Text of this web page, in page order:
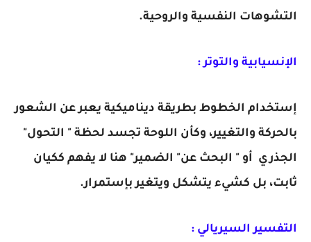
التشوهات النفسية والروحية.
الإنسيابية والتوتر :
إستخدام الخطوط بطريقة ديناميكية يعبر عن الشعور
بالحركة والتغيير، وكأن اللوحة تجسد لحظة " التحول"
الجذري أو " البحث عن" الضمير" هنا لا يفهم ككيان
ثابت، بل كشيء يتشكل ويتغير بإستمرار.
التفسير السيريالي :